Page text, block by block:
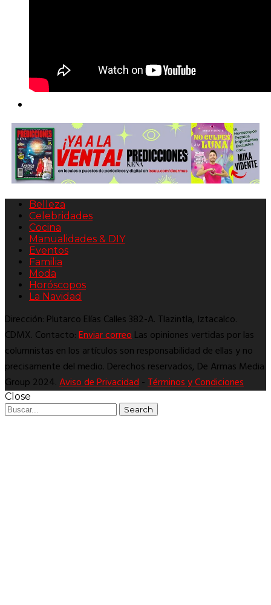
Belleza
Celebridades
Cocina
Manualidades & DIY
Eventos
Familia
Moda
Horóscopos
La Navidad
Dirección: Plutarco Elías Calles 382-A. Tlazintla, Iztacalco.
CDMX. Contacto:Enviar correoLas opiniones vertidas por las
columnistas en los artículos son responsabilidad de ellas y no
precisamente del medio. Derechos reservados, De Armas Media
Group 2024.Aviso de Privacidad-Términos y Condiciones
Close